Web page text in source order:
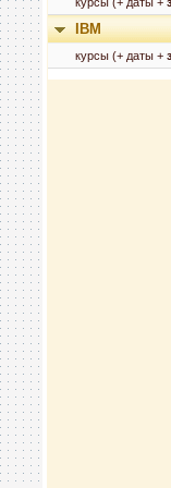
IBM
курсы (+ даты +